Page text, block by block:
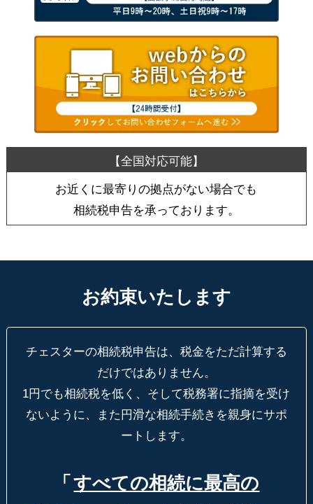
お近くに最寄りの拠点がない場合でも
相続税申告を承っております。
お約束いたします
チェスターの相続税申告は、税金をただ計算する
だけではありません。
1円でも相続税を低く、そして税務署に指摘を受け
ないように、
また円滑な相続手続きを親身にサポ
ートします。
「 すべての相続に最高の